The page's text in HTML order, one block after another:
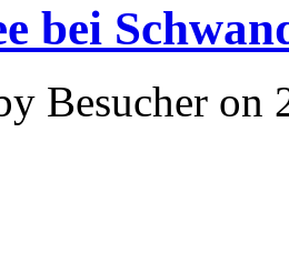
bei
Besucher on